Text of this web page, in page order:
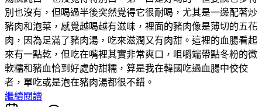
別也沒有，但喝過半後突然覺得它很耐喝，尤其是一邊配著炒
豬肉和泡菜，感覺越喝越有滋味，裡面的豬肉像是薄切的五花
肉，因為足滿了豬肉湯，吃來滋潤又有肉甜。這裡的血腸看起
來有一點乾，但吃在嘴裡其實非常爽口，咀嚼端帶點冬粉的微
軟糯和豬血恰到好處的甜糯，算是我在韓國吃過血腸中佼佼
者，單吃或是泡在豬肉湯都很不錯。
繼續閱讀